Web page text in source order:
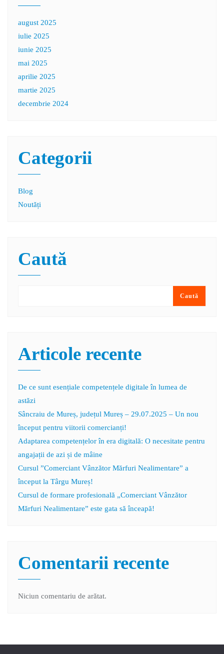
august 2025
iulie 2025
iunie 2025
mai 2025
aprilie 2025
martie 2025
decembrie 2024
Categorii
Blog
Noutăți
Caută
Caută
Articole recente
De ce sunt esențiale competențele digitale în lumea de
astăzi
Sâncraiu de Mureș, județul Mureș – 29.07.2025 – Un nou
început pentru viitorii comercianți!
Adaptarea competențelor în era digitală: O necesitate pentru
angajații de azi și de mâine
Cursul ”Comerciant Vânzător Mărfuri Nealimentare” a
început la Târgu Mureș!
Cursul de formare profesională „Comerciant Vânzător
Mărfuri Nealimentare” este gata să înceapă!
Comentarii recente
Niciun comentariu de arătat.